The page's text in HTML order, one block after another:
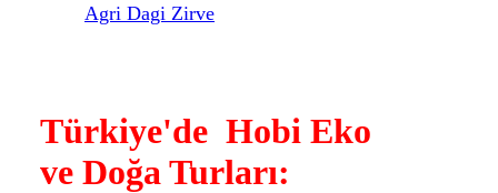
Agri Dagi Zirve
Türkiye'de Hobi Eko
ve Doğa Turları: